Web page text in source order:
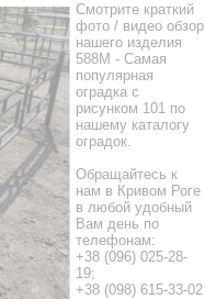
Смотрите краткий
фото / видео обзор
нашего изделия
588M - Самая
популярная
оградка с
рисунком 101 по
нашему каталогу
оградок.
Обращайтесь к
нам в Кривом Роге
в любой удобный
Вам день по
телефонам:
+38 (096) 025-28-
19;
+38 (098) 615-33-02